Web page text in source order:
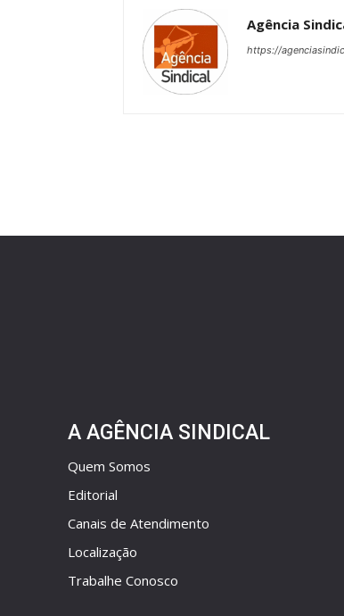
Agência
https://
A AGÊNCIA SINDICAL
Quem Somos
Editorial
Canais de Atendimento
Localização
Trabalhe Conosco